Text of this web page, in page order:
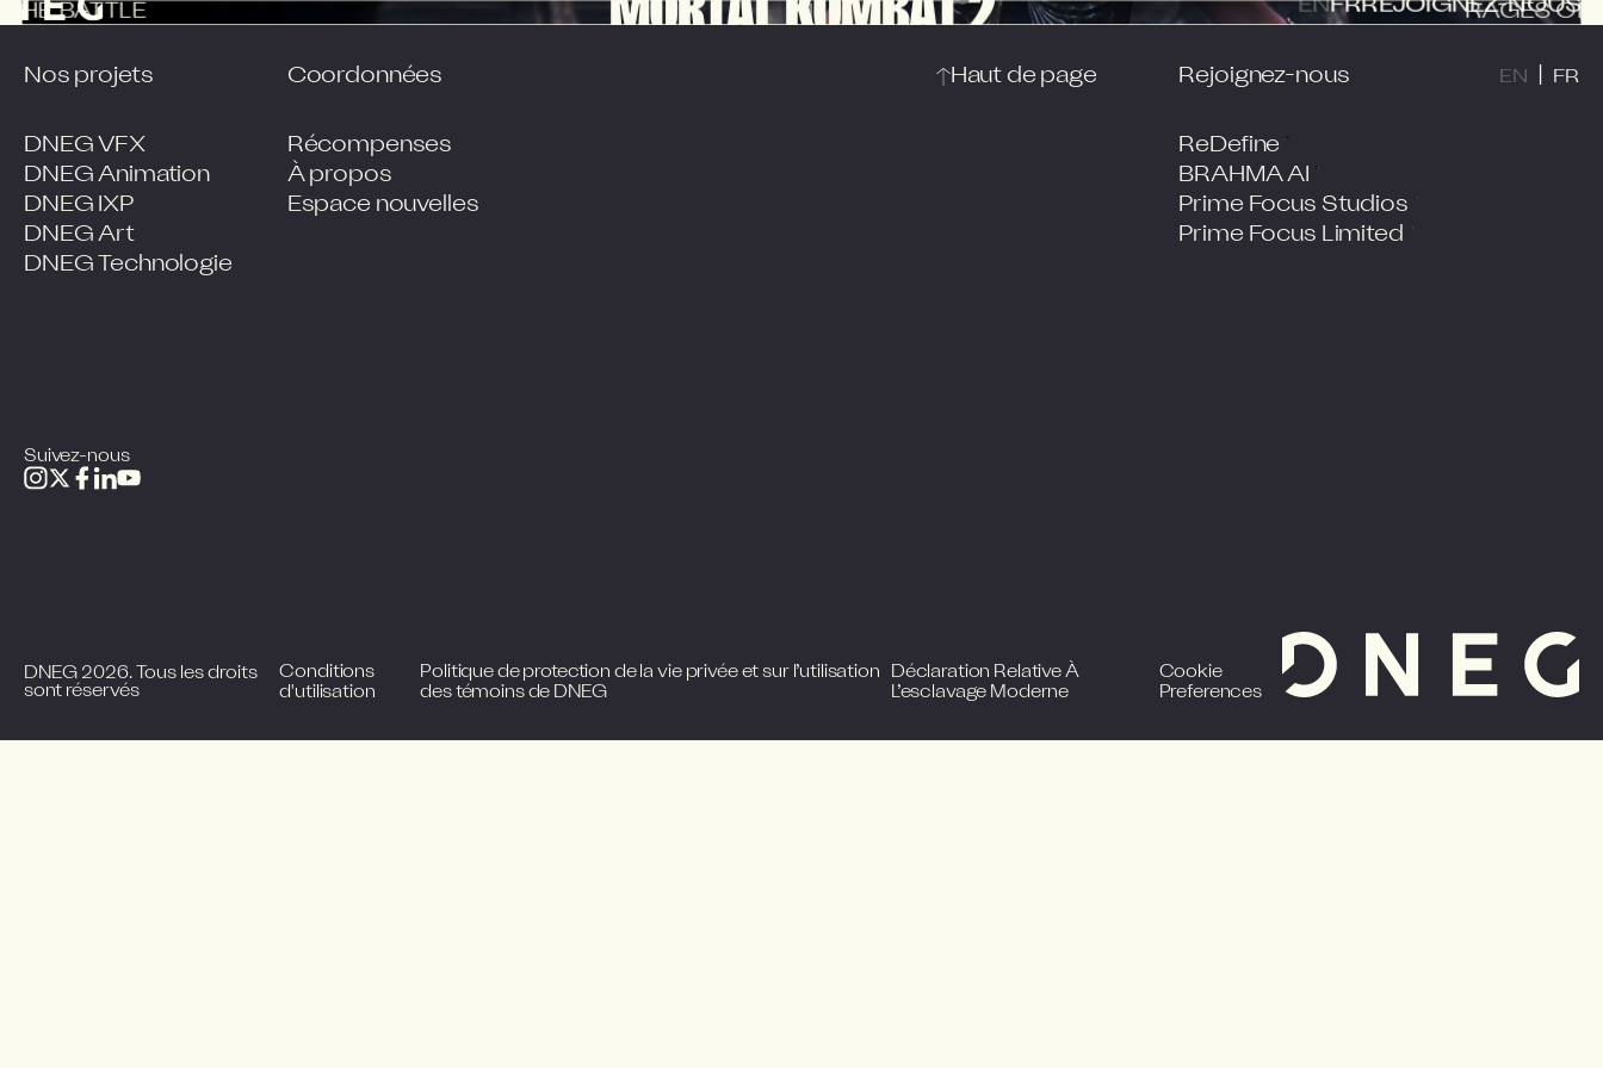
THE BATTLE RAGES ON
Nos projets
DNEG VFX
DNEG Animation
DNEG IXP
DNEG Art
DNEG Technologie
Coordonnées
Récompenses
À propos
Espace nouvelles
Haut de page Rejoignez-nous
ReDefine
BRAHMA AI
Prime Focus Studios
Prime Focus Limited
EN FR
Suivez-nous
DNEG 2026. Tous les droits
sont réservés
Conditions
d'utilisation
Politique de protection de la vie privée et sur l’utilisation
des témoins de DNEG
Déclaration Relative À
L’esclavage Moderne
Cookie
Preferences